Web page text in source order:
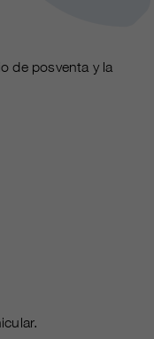
de posventa y la